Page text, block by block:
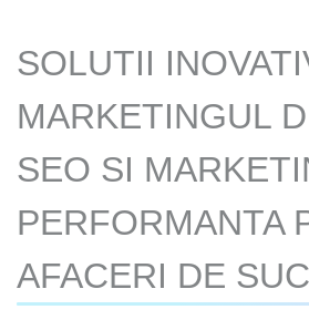
SOLUTII
MARKETINGUL
SEO SI
PERFORMANTA
AFACERI DE